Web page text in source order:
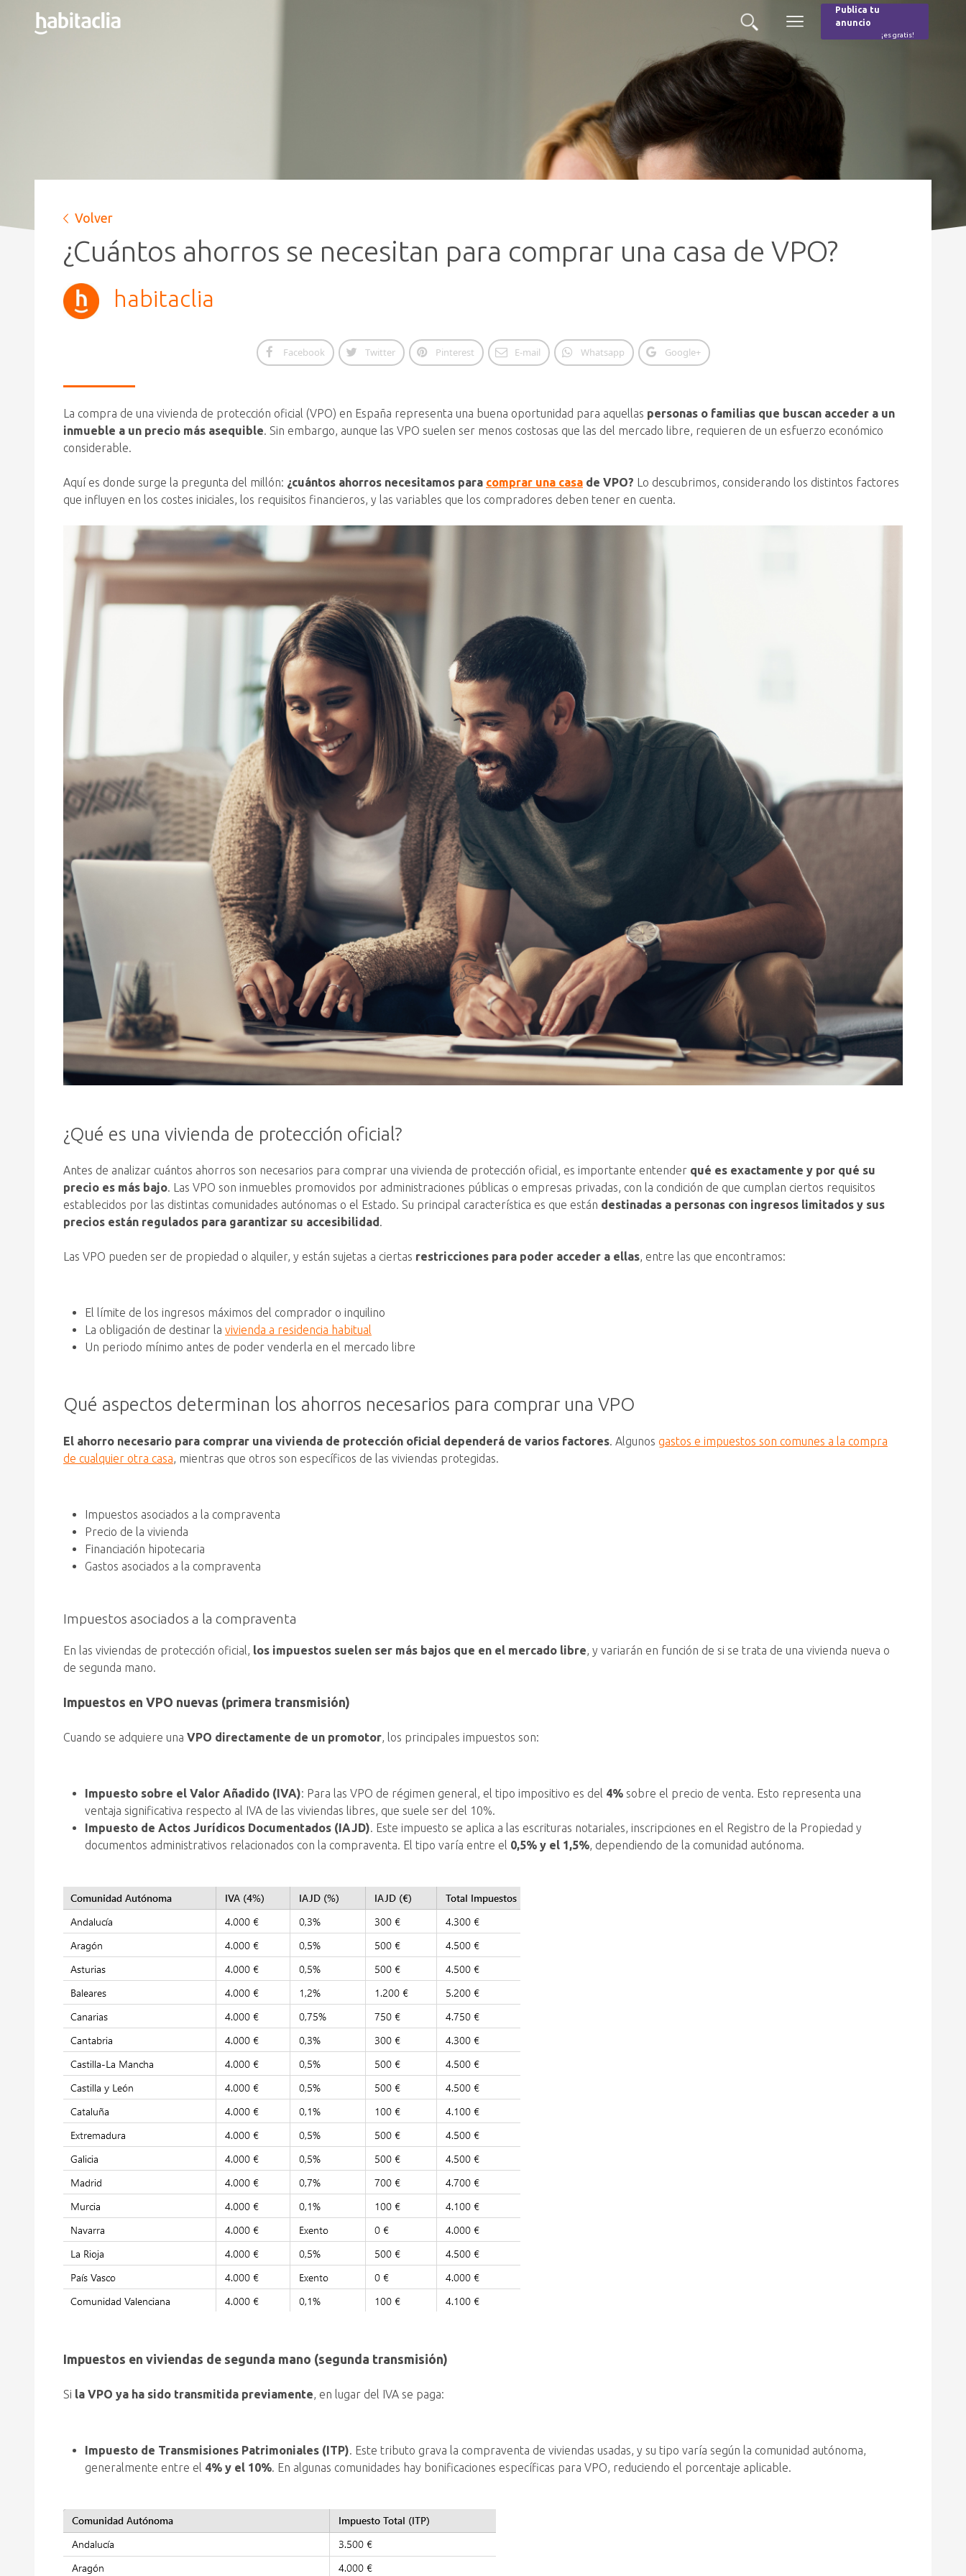
Buscar
Menú
Publica tu
anuncio
¡es gratis!
Volver
¿Cuántos ahorros se necesitan para comprar una casa de VPO?
habitaclia
Facebook Twitter Pinterest E-mail Whatsapp Google+
La compra de una vivienda de protección oficial (VPO) en España representa una buena oportunidad para aquellas personas o familias que buscan acceder a un
inmueble a un precio más asequible. Sin embargo, aunque las VPO suelen ser menos costosas que las del mercado libre, requieren de un esfuerzo económico
considerable.
Aquí es donde surge la pregunta del millón: ¿cuántos ahorros necesitamos para comprar una casa de VPO? Lo descubrimos, considerando los distintos factores
que influyen en los costes iniciales, los requisitos financieros, y las variables que los compradores deben tener en cuenta.
¿Qué es una vivienda de protección oficial?
Antes de analizar cuántos ahorros son necesarios para comprar una vivienda de protección oficial, es importante entender qué es exactamente y por qué su
precio es más bajo. Las VPO son inmuebles promovidos por administraciones públicas o empresas privadas, con la condición de que cumplan ciertos requisitos
establecidos por las distintas comunidades autónomas o el Estado. Su principal característica es que están destinadas a personas con ingresos limitados y sus
precios están regulados para garantizar su accesibilidad.
Las VPO pueden ser de propiedad o alquiler, y están sujetas a ciertas restricciones para poder acceder a ellas, entre las que encontramos:
El límite de los ingresos máximos del comprador o inquilino
La obligación de destinar la vivienda a residencia habitual
Un periodo mínimo antes de poder venderla en el mercado libre
Qué aspectos determinan los ahorros necesarios para comprar una VPO
El ahorro necesario para comprar una vivienda de protección oficial dependerá de varios factores . Algunos gastos e impuestos son comunes a la compra
de cualquier otra casa , mientras que otros son específicos de las viviendas protegidas.
Impuestos asociados a la compraventa
Precio de la vivienda
Financiación hipotecaria
Gastos asociados a la compraventa
Impuestos asociados a la compraventa
En las viviendas de protección oficial, los impuestos suelen ser más bajos que en el mercado libre, y variarán en función de si se trata de una vivienda nueva o
de segunda mano.
Impuestos en VPO nuevas (primera transmisión)
Cuando se adquiere una VPO directamente de un promotor, los principales impuestos son:
Impuesto sobre el Valor Añadido (IVA): Para las VPO de régimen general, el tipo impositivo es del 4% sobre el precio de venta. Esto representa una
ventaja significativa respecto al IVA de las viviendas libres, que suele ser del 10%.
Impuesto de Actos Jurídicos Documentados (IAJD). Este impuesto se aplica a las escrituras notariales, inscripciones en el Registro de la Propiedad y
documentos administrativos relacionados con la compraventa. El tipo varía entre el 0,5% y el 1,5%, dependiendo de la comunidad autónoma.
Impuestos en viviendas de segunda mano (segunda transmisión)
Si la VPO ya ha sido transmitida previamente, en lugar del IVA se paga:
Impuesto de Transmisiones Patrimoniales (ITP). Este tributo grava la compraventa de viviendas usadas, y su tipo varía según la comunidad autónoma,
generalmente entre el 4% y el 10%. En algunas comunidades hay bonificaciones específicas para VPO, reduciendo el porcentaje aplicable.